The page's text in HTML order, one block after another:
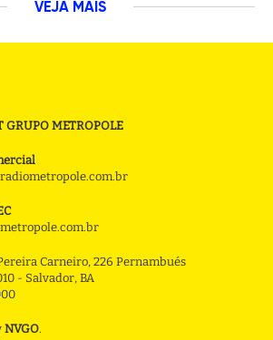
VEJA MAIS
GRUPO METROPOLE
Carneiro, 226 Pernambués
- Salvador, BA
NVGO.